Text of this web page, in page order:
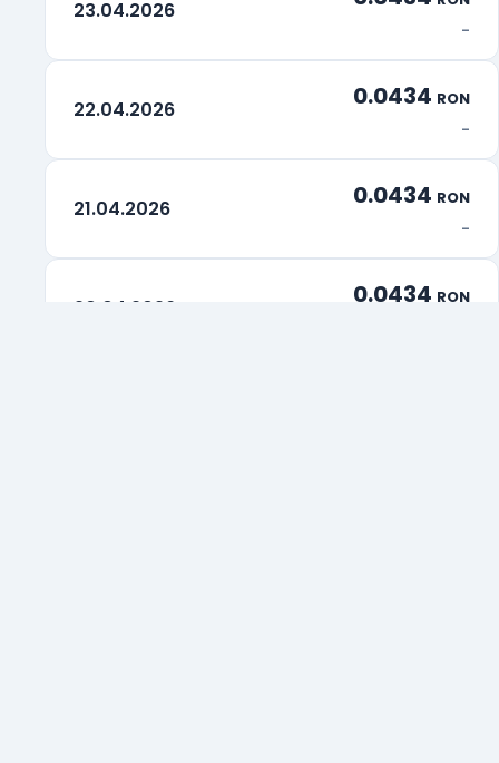
23.04.2026
-
22.04.2026 0.0434 RON
-
21.04.2026 0.0434 RON
-
20.04.2026 0.0434 RON